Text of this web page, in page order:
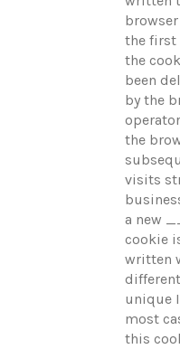
the first
the
been
by the
the
visits
a new
cookie
written
different
unique
most
this